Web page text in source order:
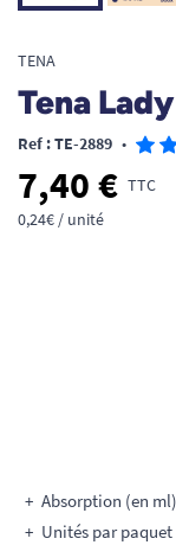
TENA
Tena
Ref : TE-2889 •
7,40 € TTC
0,24€ / unité
Absorption (en
Unités par paquet